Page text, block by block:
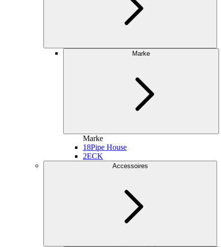
Marke
Marke
18Pipe House
2ECK
Accessoires